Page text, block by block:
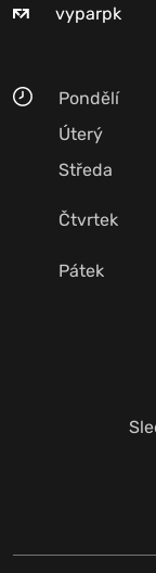
vyparpk
Pondělí
Úterý
Středa
Čtvrtek
Pátek